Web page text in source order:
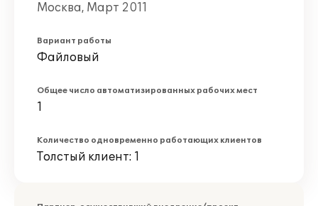
Москва, Март 2011
Вариант работы
Файловый
Общее число автоматизированных рабочих мест
1
Количество одновременно работающих клиентов
Толстый клиент: 1